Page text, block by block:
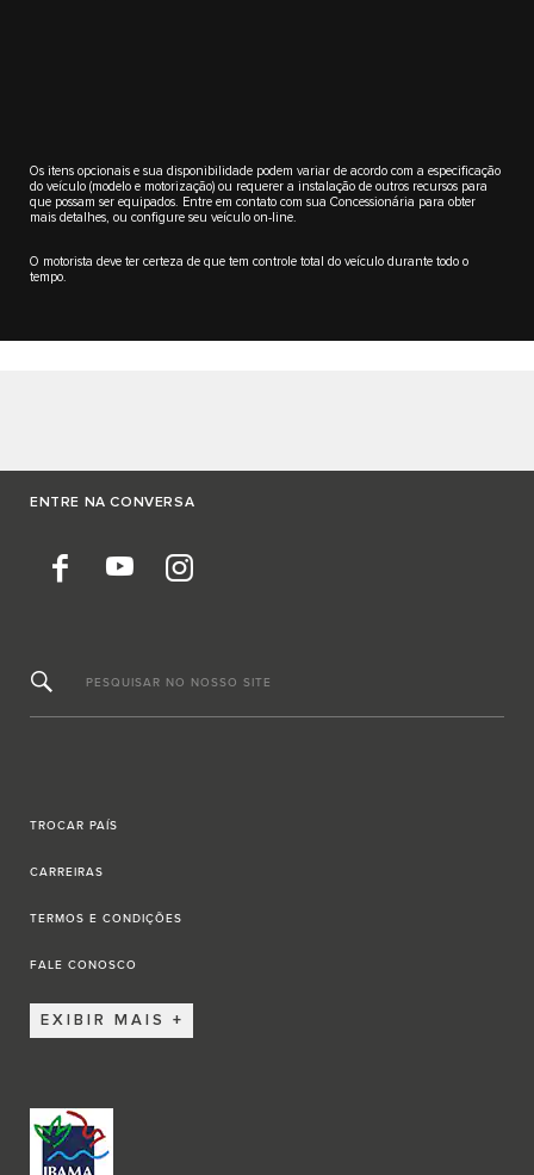
Os itens opcionais e sua disponibilidade podem variar de acordo com a especificação
do veículo (modelo e motorização) ou requerer a instalação de outros recursos para
que possam ser equipados. Entre em contato com sua Concessionária para obter
mais detalhes, ou configure seu veículo on-line.
O motorista deve ter certeza de que tem controle total do veículo durante todo o
tempo.
ENTRE NA CONVERSA
PESQUISAR NO NOSSO SITE
TROCAR PAÍS
CARREIRAS
TERMOS E CONDIÇÕES
FALE CONOSCO
EXIBIR MAIS